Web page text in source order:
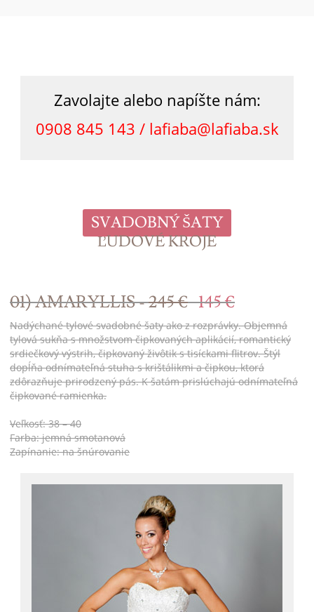
Zavolajte alebo napíšte nám:
0908 845 143 / lafiaba@lafiaba.sk
SVADOBNÝ ŠATY
ĽUDOVÉ KROJE
01) AMARYLLIS -245 € 145 €
Nadýchané tylové svadobné šaty ako z rozprávky. Objemná
tylová sukňa s množstvom čipkovaných aplikácií, romantický
srdiečkový výstrih, čipkovaný živôtik s tisíckami flitrov. Štýl
dopĺňa odnímateľná stuha s krištálikmi a čipkou, ktorá
zdôrazňuje prirodzený pás. K šatám prislúchajú odnímateľná
čipkované ramienka.
Veľkosť: 38 – 40
Farba: jemná smotanová
Zapínanie: na šnúrovanie